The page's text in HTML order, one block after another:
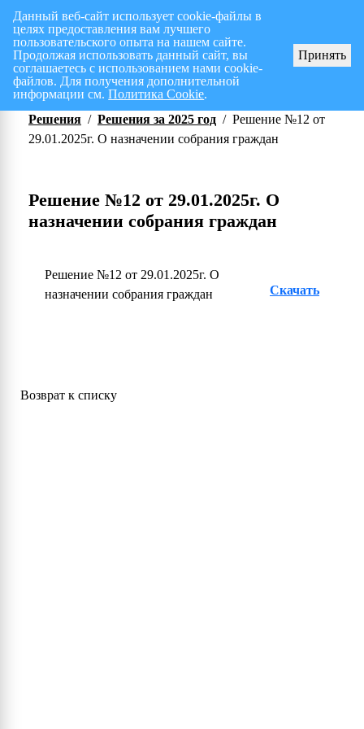
Перспективный план работ на I полугодие 2026 г.
Решения / Решения за 2025 год / Решение №12 от
29.01.2025г. О назначении собрания граждан
Решение №12 от 29.01.2025г. О
назначении собрания граждан
Решение №12 от 29.01.2025г. О
назначении собрания граждан
Скачать
Возврат к списку
Данный веб-сайт использует cookie-файлы в
целях предоставления вам лучшего
пользовательского опыта на нашем сайте.
Продолжая использовать данный сайт, вы
соглашаетесь с использованием нами cookie-
файлов. Для получения дополнительной
информации см.Политика Cookie.
Принять